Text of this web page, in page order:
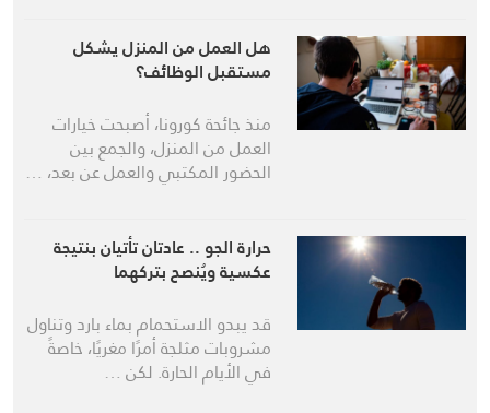
هل العمل من المنزل يشكل
مستقبل الوظائف؟
منذ جائحة كورونا، أصبحت خيارات
العمل من المنزل، والجمع بين
الحضور المكتبي والعمل عن بعد، …
حرارة الجو .. عادتان تأتيان بنتيجة
عكسية ويُنصح بتركهما
قد يبدو الاستحمام بماء بارد وتناول
مشروبات مثلجة أمرًا مغريًا، خاصةً
في الأيام الحارة. لكن …